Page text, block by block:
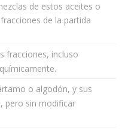
de estos aceites o
de la partida
fracciones, incluso
o algodón, y sus
pero sin modificar